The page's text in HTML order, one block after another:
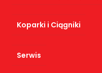
Koparki i Ciągniki
Serwis